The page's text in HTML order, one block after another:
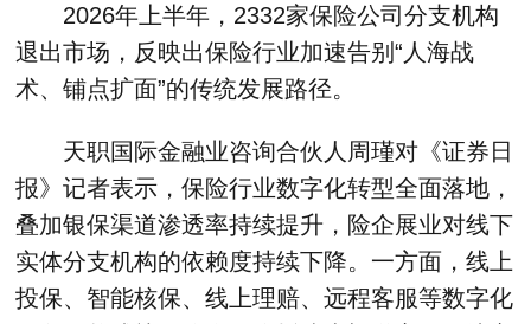
2026年上半年，2332家保险公司分支机构
退出市场，反映出保险行业加速告别“人海战
术、铺点扩面”的传统发展路径。
天职国际金融业咨询合伙人周瑾对《证券日
报》记者表示，保险行业数字化转型全面落地，
叠加银保渠道渗透率持续提升，险企展业对线下
实体分支机构的依赖度持续下降。一方面，线上
投保、智能核保、线上理赔、远程客服等数字化